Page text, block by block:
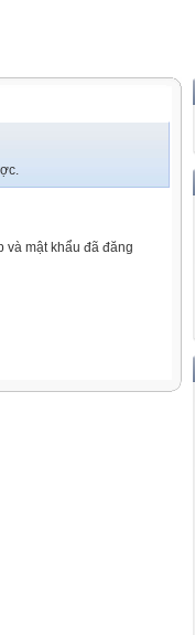
và mật khẩu đã đăng